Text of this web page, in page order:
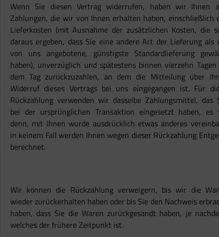
Wenn Sie diesen Vertrag widerrufen, haben wir Ihnen
Zahlungen, die wir von Ihnen erhalten haben, einschließlich
Lieferkosten (mit Ausnahme der zusätzlichen Kosten, die
daraus ergeben, dass Sie eine andere Art der Lieferung als
von uns angebotene, günstigste Standardlieferung
haben), unverzüglich und spätestens binnen vierzehn Tagen
dem Tag zurückzuzahlen, an dem die Mitteilung über
Widerruf dieses Vertrags bei uns eingegangen ist. Für
Rückzahlung verwenden wir dasselbe Zahlungsmittel, das
bei der ursprünglichen Transaktion eingesetzt haben, es
denn, mit Ihnen wurde ausdrücklich etwas anderes
in keinem Fall werden Ihnen wegen dieser Rückzahlung
berechnet.
Wir können die Rückzahlung verweigern, bis wir die
wieder zurückerhalten haben oder bis Sie den Nachweis
haben, dass Sie die Waren zurückgesandt haben, je
welches der frühere Zeitpunkt ist.